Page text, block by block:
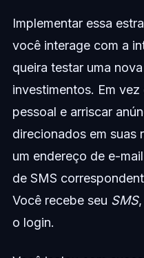
Implementar essa
você interage com a
queira testar uma
investimentos. Em
pessoal e arriscar
direcionados em suas
um endereço de e-
de SMS
Você recebe seu SMS
o login.